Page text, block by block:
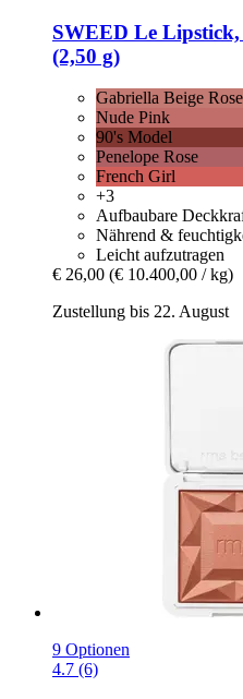
SWEED Le Lipstick,
(2,50 g)
Gabriella Beige Rose
Nude Pink
90's Model
Penelope Rose
French Girl
+3
Aufbaubare
Nährend &
Leicht aufzutragen
€ 26,00 (€ 10.400,00 / kg)
Zustellung bis 22. August
9 Optionen
4.7 (6)